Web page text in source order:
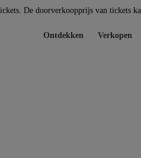
De doorverkoopprijs van tickets
Ontdekken Verkopen